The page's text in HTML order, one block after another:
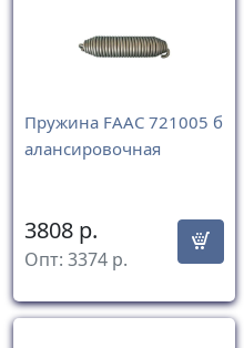
Пружина FAAC 721005 б
алансировочная
3808 р.
Опт: 3374 р.